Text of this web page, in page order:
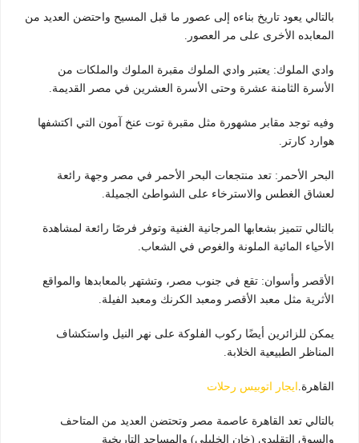
بالتالي يعود تاريخ بناءه إلى عصور ما قبل المسيح واحتضن العديد من
المعابده الأخرى على مر العصور.
وادي الملوك: يعتبر وادي الملوك مقبرة الملوك والملكات من
الأسرة الثامنة عشرة وحتى الأسرة العشرين في مصر القديمة.
وفيه توجد مقابر مشهورة مثل مقبرة توت عنخ آمون التي اكتشفها
هوارد كارتر.
البحر الأحمر: تعد منتجعات البحر الأحمر في مصر وجهة رائعة
لعشاق الغطس والاسترخاء على الشواطئ الجميلة.
بالتالي تتميز بشعابها المرجانية الغنية وتوفر فرصًا رائعة لمشاهدة
الأحياء المائية الملونة والغوص في الشعاب.
الأقصر وأسوان: تقع في جنوب مصر، وتشتهر بالمعابدها والمواقع
الأثرية مثل معبد الأقصر ومعبد الكرنك ومعبد الفيلة.
يمكن للزائرين أيضًا ركوب الفلوكة على نهر النيل واستكشاف
المناظر الطبيعية الخلابة.
القاهرة. ايجار اتوبيس رحلات
بالتالي تعد القاهرة عاصمة مصر وتحتضن العديد من المتاحف
والسوق التقليدي (خان الخليلي) والمساجد التاريخية